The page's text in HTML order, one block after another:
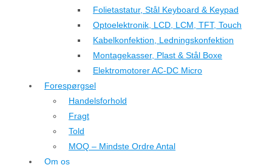
Folietastatur, Stål Keyboard & Keypad
Optoelektronik, LCD, LCM, TFT, Touch
Kabelkonfektion, Ledningskonfektion
Montagekasser, Plast & Stål Boxe
Elektromotorer AC-DC Micro
Forespørgsel
Handelsforhold
Fragt
Told
MOQ – Mindste Ordre Antal
Om os